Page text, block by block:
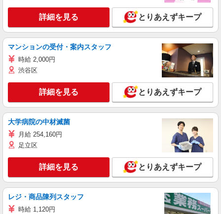
詳細を見る とりあえずキープ
マンションの受付・案内スタッフ
時給 2,000円
渋谷区
詳細を見る とりあえずキープ
大学病院の中材滅菌
月給 254,160円
足立区
詳細を見る とりあえずキープ
レジ・商品陳列スタッフ
時給 1,120円